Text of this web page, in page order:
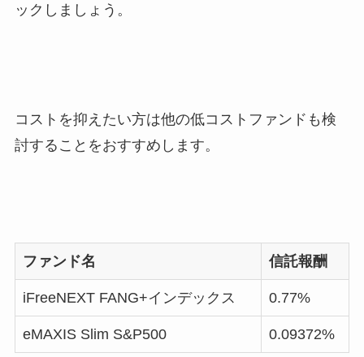
ックしましょう。
コストを抑えたい方は他の低コストファンドも検
討することをおすすめします。
ファンド名 信託報酬
iFreeNEXT FANG+インデックス 0.77%
eMAXIS Slim S&P500 0.09372%